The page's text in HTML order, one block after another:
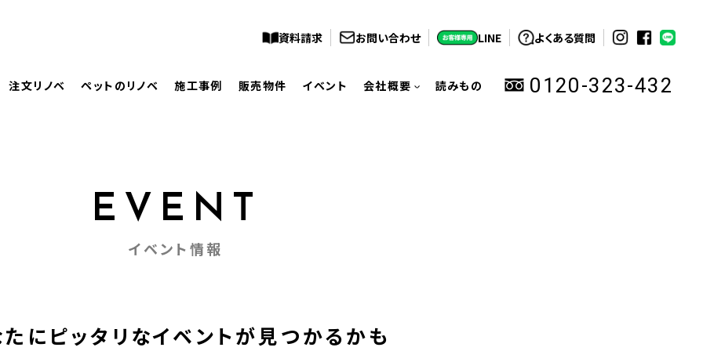
資料請求 お問い合わせ LINE よくある質問
注文リノベ ペットのリノベ 施工事例 販売物件 イベント 会社概要 読みもの 0120-323-432
EVENT
イベント情報
にピッタリなイベントが見つかるかも